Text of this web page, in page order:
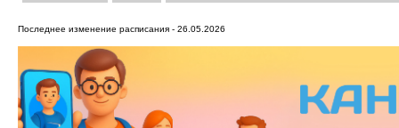
Последнее изменение расписания - 26.05.2026